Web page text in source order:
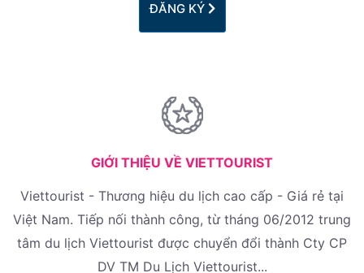
ĐĂNG KÝ
GIỚI THIỆU VỀ VIETTOURIST
Viettourist - Thương hiệu du lịch cao cấp - Giá rẻ tại
Việt Nam. Tiếp nối thành công, từ tháng 06/2012 trung
tâm du lịch Viettourist được chuyển đổi thành Cty CP
DV TM Du Lịch Viettourist...